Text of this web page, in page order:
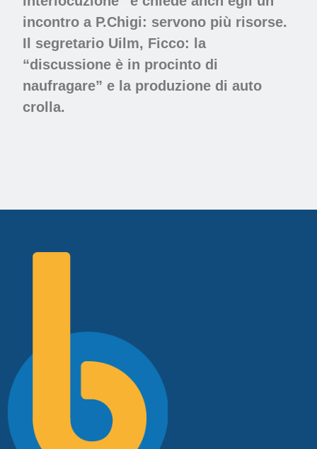
incontro a P.Chigi: servono più risorse.
Il segretario Uilm, Ficco: la
“discussione è in procinto di
naufragare” e la produzione di auto
crolla.